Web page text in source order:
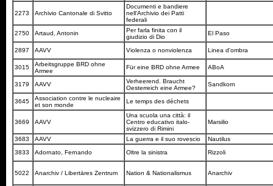
2273 Archivio Cantonale di Svitto
Documenti e bandiere
nell'Archivio dei Patti
federali
2750
Artaud, Antonin
Per farla finita con il
giudizio di Dio
El Paso
2897 AAVV Violenza o nonviolenza Linea d'ombra
3015
Arbeitsgruppe BRD ohne
Armee
Für eine BRD ohne Armee ABoA
3179 AAVV
Verheerend. Braucht
Oesterreich eine Armee?
Sandkorn
3645
Association contre le nucleaire
et son monde
Le temps des déchets
3669 AAVV
Una scuola una città: il
Centro educativo italo-
svizzero di Rimini
Marsilio
3683 AAVV La guerra e il suo rovescio
Nautilus
3833
Adornato, Fernando Oltre la sinistra Rizzoli
5022 Anarchiv / Libertäres Zentrum Nation & Nationalismus Anarchiv